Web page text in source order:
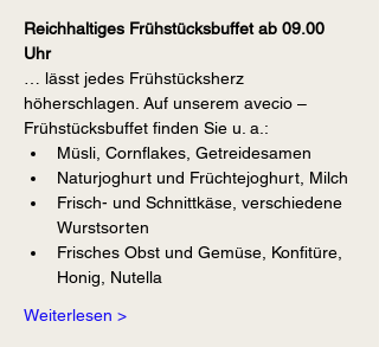
Reichhaltiges Frühstücksbuffet ab 09.00
Uhr
… lässt jedes Frühstücksherz
höherschlagen. Auf unserem avecio –
Frühstücksbuffet finden Sie u. a.:
Müsli, Cornflakes, Getreidesamen
Naturjoghurt und Früchtejoghurt, Milch
Frisch- und Schnittkäse, verschiedene
Wurstsorten
Frisches Obst und Gemüse, Konfitüre,
Honig, Nutella
Weiterlesen >